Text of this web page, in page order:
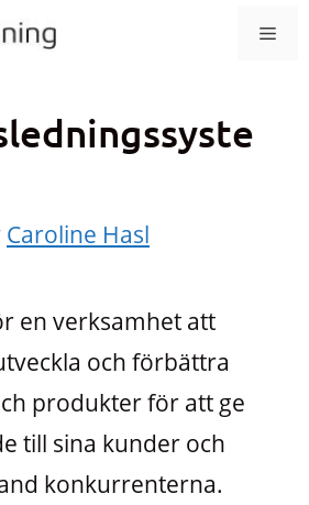
Caroline Hasl
en verksamhet att
och förbättra
produkter för att ge
till sina kunder och
konkurrenterna.